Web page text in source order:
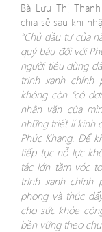
Bà Lưu Thị
chia sẻ sau khi
“Chủ đầu tư của
quý báu đối với
người tiêu dùng
trình xanh chính
không còn “cô
nhân văn của
những triết lí kinh
Phúc Khang. Để
tiếp tục nỗ lực
tác lớn tầm vóc
trình xanh chính
phong và thúc
cho sức khỏe
bền vững theo